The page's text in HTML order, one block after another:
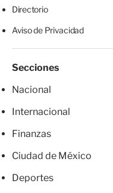
Directorio
Aviso de Privacidad
Secciones
Nacional
Internacional
Finanzas
Ciudad de México
Deportes